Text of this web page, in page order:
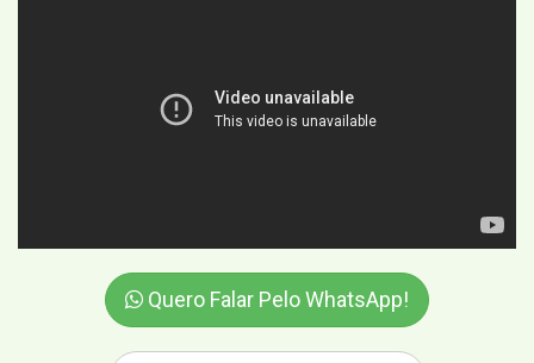
Quero Falar Pelo WhatsApp!